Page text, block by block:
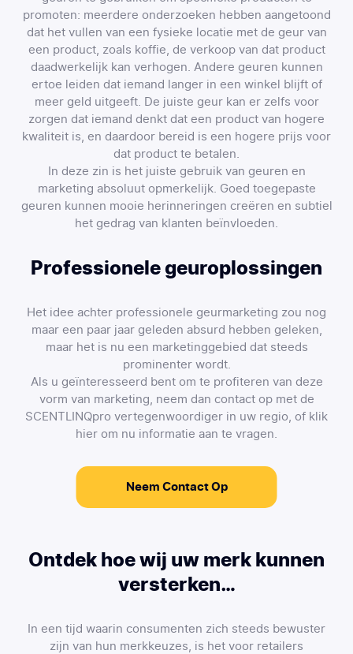
Neem Contact Op
promoten: meerdere onderzoeken hebben aangetoond
dat het vullen van een fysieke locatie met de geur van
een product, zoals koffie, de verkoop van dat product
daadwerkelijk kan verhogen. Andere geuren kunnen
ertoe leiden dat iemand langer in een winkel blijft of
meer geld uitgeeft. De juiste geur kan er zelfs voor
zorgen dat iemand denkt dat een product van hogere
kwaliteit is, en daardoor bereid is een hogere prijs voor
dat product te betalen.
In deze zin is het juiste gebruik van geuren en
marketing absoluut opmerkelijk. Goed toegepaste
geuren kunnen mooie herinneringen creëren en subtiel
het gedrag van klanten beïnvloeden.
Professionele geuroplossingen
Het idee achter professionele geurmarketing zou nog
maar een paar jaar geleden absurd hebben geleken,
maar het is nu een marketinggebied dat steeds
prominenter wordt.
Als u geïnteresseerd bent om te profiteren van deze
vorm van marketing, neem dan contact op met de
SCENTLINQpro vertegenwoordiger in uw regio, of klik
hier om nu informatie aan te vragen.
Ontdek hoe wij uw merk kunnen
versterken…
In een tijd waarin consumenten zich steeds bewuster
zijn van hun merkkeuzes, is het voor retailers